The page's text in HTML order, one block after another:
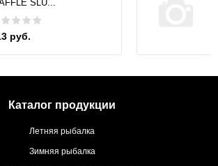
SLU...
руб.
Каталог продукции
Летняя рыбалка
Зимняя рыбалка